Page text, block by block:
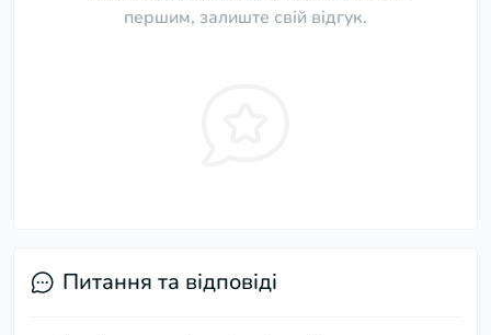
першим, залиште свій відгук.
Питання та відповіді